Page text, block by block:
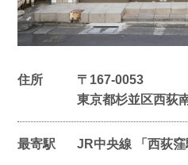
住所 〒 167-0053
東京都杉並区西荻
最寄駅 JR中央線 「西荻